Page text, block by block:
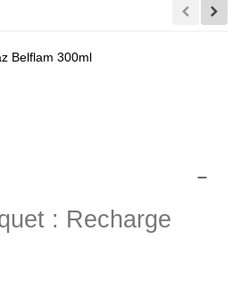
Belflam 300ml
: Recharge